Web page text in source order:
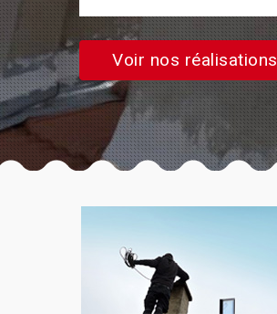
Voir nos réalisations